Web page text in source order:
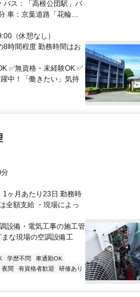
車：京葉道路「花輪」
分 車通勤の方
（休憩なし）
時間程度 勤務時間はお
✅無資格・未経験OK ✅
中！「働きたい」気持
1ヶ月あたり23日 勤務時
全額支給 ・現場によっ
設備・電気工事の施工管
な現場の空調設備工
学歴不問
車通勤OK
夜間 有資格者歓迎
研修あり